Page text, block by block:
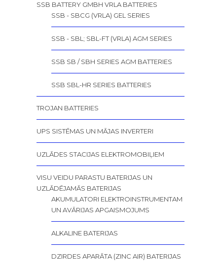
SSB BATTERY GMBH VRLA BATTERIES
SSB - SBCG (VRLA) GEL SERIES
SSB - SBL; SBL-FT (VRLA) AGM SERIES
SSB SB / SBH SERIES AGM BATTERIES
SSB SBL-HR SERIES BATTERIES
TROJAN BATTERIES
UPS SISTĒMAS UN MĀJAS INVERTERI
UZLĀDES STACIJAS ELEKTROMOBIĻIEM
VISU VEIDU PARASTU BATERIJAS UN
UZLĀDĒJAMĀS BATERIJAS
AKUMULATORI ELEKTROINSTRUMENTAM
UN AVĀRIJAS APGAISMOJUMS
ALKALINE BATERIJAS
DZIRDES APARĀTA (ZINC AIR) BATERIJAS